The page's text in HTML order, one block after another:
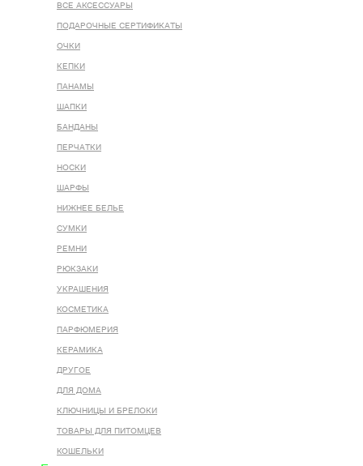
ВСЕ AКСЕССУАРЫ
ПОДАРОЧНЫЕ СЕРТИФИКАТЫ
ОЧКИ
КЕПКИ
ПАНАМЫ
ШАПКИ
БАНДАНЫ
ПЕРЧАТКИ
НОСКИ
ШАРФЫ
НИЖНЕЕ БЕЛЬЕ
СУМКИ
РЕМНИ
РЮКЗАКИ
УКРАШЕНИЯ
КОСМЕТИКА
ПАРФЮМЕРИЯ
КЕРАМИКА
ДРУГОЕ
ДЛЯ ДОМА
КЛЮЧНИЦЫ И БРЕЛОКИ
ТОВАРЫ ДЛЯ ПИТОМЦЕВ
КОШЕЛЬКИ